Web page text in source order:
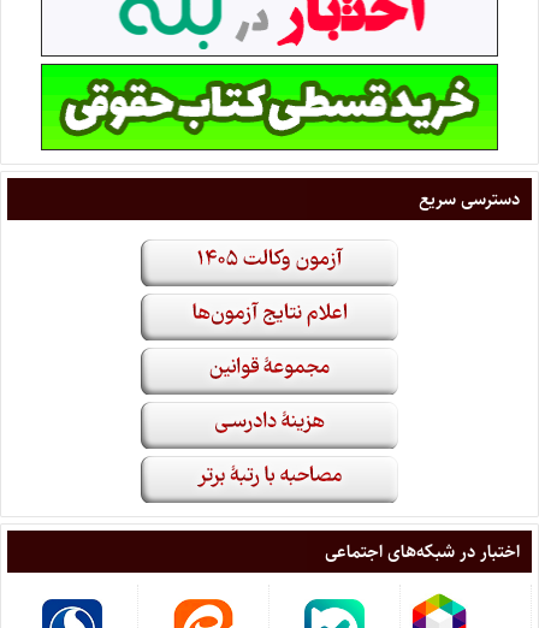
دسترسی سریع
اختبار در شبکه‌های اجتماعی